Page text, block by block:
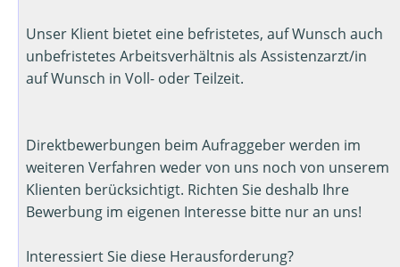
Unser Klient bietet eine befristetes, auf Wunsch auch
unbefristetes Arbeitsverhältnis als Assistenzarzt/in
auf Wunsch in Voll- oder Teilzeit.
Direktbewerbungen beim Aufraggeber werden im
weiteren Verfahren weder von uns noch von unserem
Klienten berücksichtigt. Richten Sie deshalb Ihre
Bewerbung im eigenen Interesse bitte nur an uns!
Interessiert Sie diese Herausforderung?